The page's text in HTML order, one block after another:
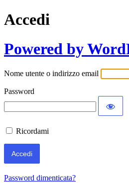
Accedi
Powered by
Nome utente o indirizzo email
Password
Ricordami
Password dimenticata?